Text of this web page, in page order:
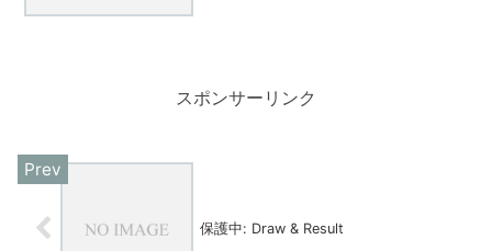
スポンサーリンク
保護中: Draw & Result